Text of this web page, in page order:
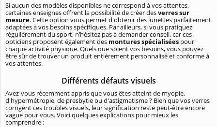
Si aucun des modèles disponibles ne correspond à vos attentes,
certaines enseignes offrent la possibilité de créer desverres sur
mesure. Cette option vous permet d'obtenir des lunettes parfaitement
adaptées à vos besoins spécifiques. Par ailleurs, si vous pratiquez
régulièrement du sport, n’hésitez pas à demander conseil, car ces
opticiens proposent également des montures spécialisées pour
chaque activité physique. Quels que soient vos besoins, vous pouvez
être sûr de trouver un produit entièrement personnalisé et conforme à
vos attentes.
Différents défauts visuels
Avez-vous récemment appris que vous êtes atteint de myopie,
d'hypermétropie, de presbytie ou d'astigmatisme ? Bien que vos verres
corrigent ces troubles visuels, leur signification reste peut-être encore
vague pour vous. Voici quelques explications pour mieux les
comprendre :